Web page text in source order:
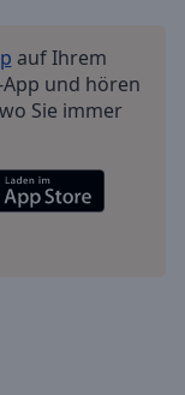
auf Ihrem
und hören
Sie immer